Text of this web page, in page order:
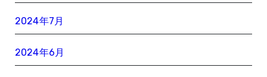
2024年7月
2024年6月